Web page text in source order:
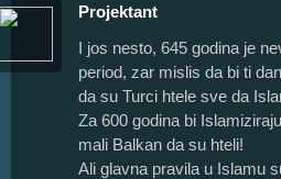
Projektant
I jos nesto, 645 godina je
period, zar mislis da bi ti
da su Turci htele sve da
Za 600 godina bi
mali Balkan da su hteli!
Ali glavna pravila u Islamu